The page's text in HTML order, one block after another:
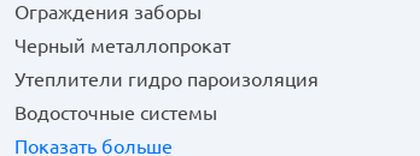
Ограждения заборы
Черный металлопрокат
Утеплители гидро пароизоляция
Водосточные системы
Показать больше